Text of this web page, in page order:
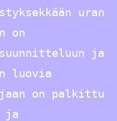
uran
on
ja
luovia
on palkittu
ja